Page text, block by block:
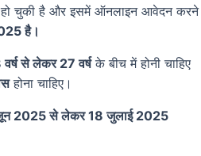
चुकी है और इसमें ऑनलाइन आवेदन करने
है।
से लेकर 27 वर्षके बीच में होनी चाहिए
होना चाहिए।
2025 से लेकर 18 जुलाई 2025